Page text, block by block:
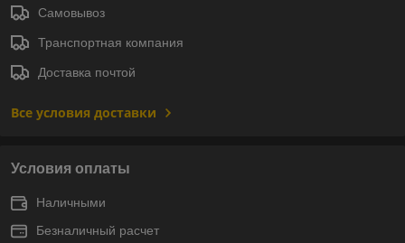
Самовывоз
Транспортная компания
Доставка почтой
Все условия доставки
Условия оплаты
Наличными
Безналичный расчет